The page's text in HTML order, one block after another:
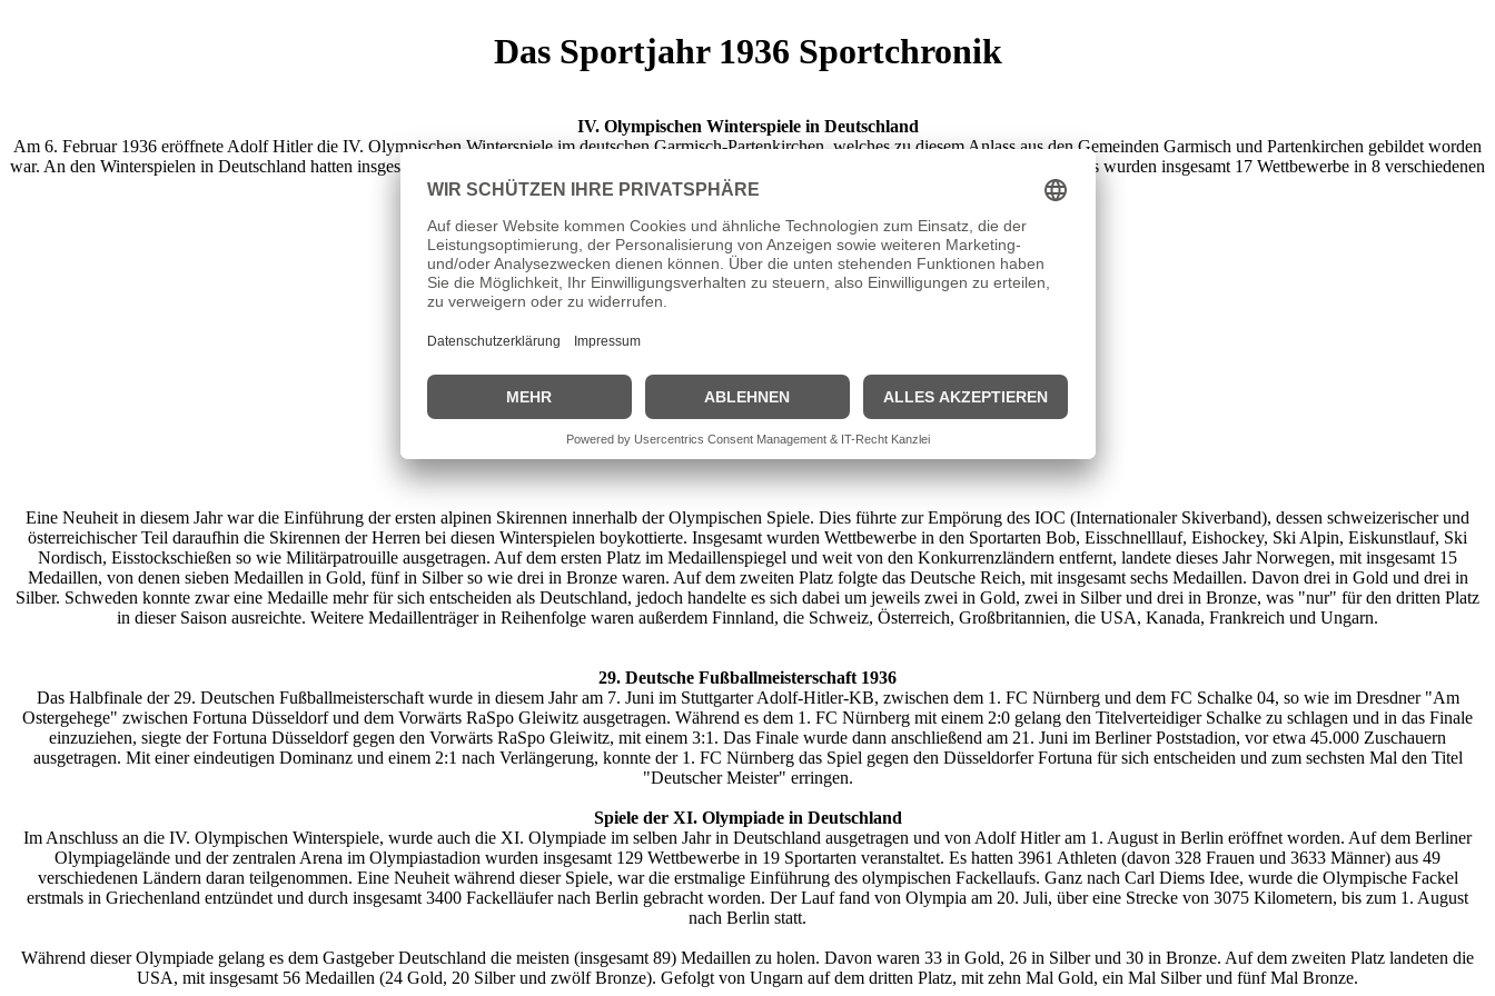
Das Sportjahr 1936 Sportchronik
IV. Olympischen Winterspiele in Deutschland
Am 6. Februar 1936 eröffnete Adolf Hitler die IV. Olympischen Winterspiele im deutschen Garmisch-Partenkirchen, welches zu diesem Anlass aus den Gemeinden Garmisch und Partenkirchen gebildet worden
war. An den Winterspielen in Deutschland hatten insgesamt 646 Athleten (davon 80 Frauen und 566 Männer) aus insgesamt 28 Nationen teilgenommen. Es wurden insgesamt 17 Wettbewerbe in 8 verschiedenen
Sportarten ausgetragen.
Eine Neuheit in diesem Jahr war die Einführung der ersten alpinen Skirennen innerhalb der Olympischen Spiele. Dies führte zur Empörung des IOC (Internationaler Skiverband), dessen schweizerischer und
österreichischer Teil daraufhin die Skirennen der Herren bei diesen Winterspielen boykottierte. Insgesamt wurden Wettbewerbe in den Sportarten Bob, Eisschnelllauf, Eishockey, Ski Alpin, Eiskunstlauf, Ski
Nordisch, Eisstockschießen so wie Militärpatrouille ausgetragen. Auf dem ersten Platz im Medaillenspiegel und weit von den Konkurrenzländern entfernt, landete dieses Jahr Norwegen, mit insgesamt 15
Medaillen, von denen sieben Medaillen in Gold, fünf in Silber so wie drei in Bronze waren. Auf dem zweiten Platz folgte das Deutsche Reich, mit insgesamt sechs Medaillen. Davon drei in Gold und drei in
Silber. Schweden konnte zwar eine Medaille mehr für sich entscheiden als Deutschland, jedoch handelte es sich dabei um jeweils zwei in Gold, zwei in Silber und drei in Bronze, was "nur" für den dritten Platz
in dieser Saison ausreichte. Weitere Medaillenträger in Reihenfolge waren außerdem Finnland, die Schweiz, Österreich, Großbritannien, die USA, Kanada, Frankreich und Ungarn.
29. Deutsche Fußballmeisterschaft 1936
Das Halbfinale der 29. Deutschen Fußballmeisterschaft wurde in diesem Jahr am 7. Juni im Stuttgarter Adolf-Hitler-KB, zwischen dem 1. FC Nürnberg und dem FC Schalke 04, so wie im Dresdner "Am
Ostergehege" zwischen Fortuna Düsseldorf und dem Vorwärts RaSpo Gleiwitz ausgetragen. Während es dem 1. FC Nürnberg mit einem 2:0 gelang den Titelverteidiger Schalke zu schlagen und in das Finale
einzuziehen, siegte der Fortuna Düsseldorf gegen den Vorwärts RaSpo Gleiwitz, mit einem 3:1. Das Finale wurde dann anschließend am 21. Juni im Berliner Poststadion, vor etwa 45.000 Zuschauern
ausgetragen. Mit einer eindeutigen Dominanz und einem 2:1 nach Verlängerung, konnte der 1. FC Nürnberg das Spiel gegen den Düsseldorfer Fortuna für sich entscheiden und zum sechsten Mal den Titel
"Deutscher Meister" erringen.
Spiele der XI. Olympiade in Deutschland
Im Anschluss an die IV. Olympischen Winterspiele, wurde auch die XI. Olympiade im selben Jahr in Deutschland ausgetragen und von Adolf Hitler am 1. August in Berlin eröffnet worden. Auf dem Berliner
Olympiagelände und der zentralen Arena im Olympiastadion wurden insgesamt 129 Wettbewerbe in 19 Sportarten veranstaltet. Es hatten 3961 Athleten (davon 328 Frauen und 3633 Männer) aus 49
verschiedenen Ländern daran teilgenommen. Eine Neuheit während dieser Spiele, war die erstmalige Einführung des olympischen Fackellaufs. Ganz nach Carl Diems Idee, wurde die Olympische Fackel
erstmals in Griechenland entzündet und durch insgesamt 3400 Fackelläufer nach Berlin gebracht worden. Der Lauf fand von Olympia am 20. Juli, über eine Strecke von 3075 Kilometern, bis zum 1. August
nach Berlin statt.
Während dieser Olympiade gelang es dem Gastgeber Deutschland die meisten (insgesamt 89) Medaillen zu holen. Davon waren 33 in Gold, 26 in Silber und 30 in Bronze. Auf dem zweiten Platz landeten die
USA, mit insgesamt 56 Medaillen (24 Gold, 20 Silber und zwölf Bronze). Gefolgt von Ungarn auf dem dritten Platz, mit zehn Mal Gold, ein Mal Silber und fünf Mal Bronze.